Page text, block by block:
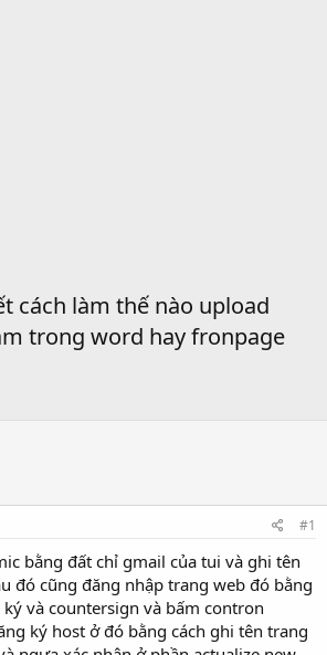
cách làm thế nào upload
trong word hay fronpage
#1
bằng đất chỉ gmail của tui và ghi tên
đó cũng đăng nhập trang web đó bằng
và countersign và bấm contron
ký host ở đó bằng cách ghi tên trang